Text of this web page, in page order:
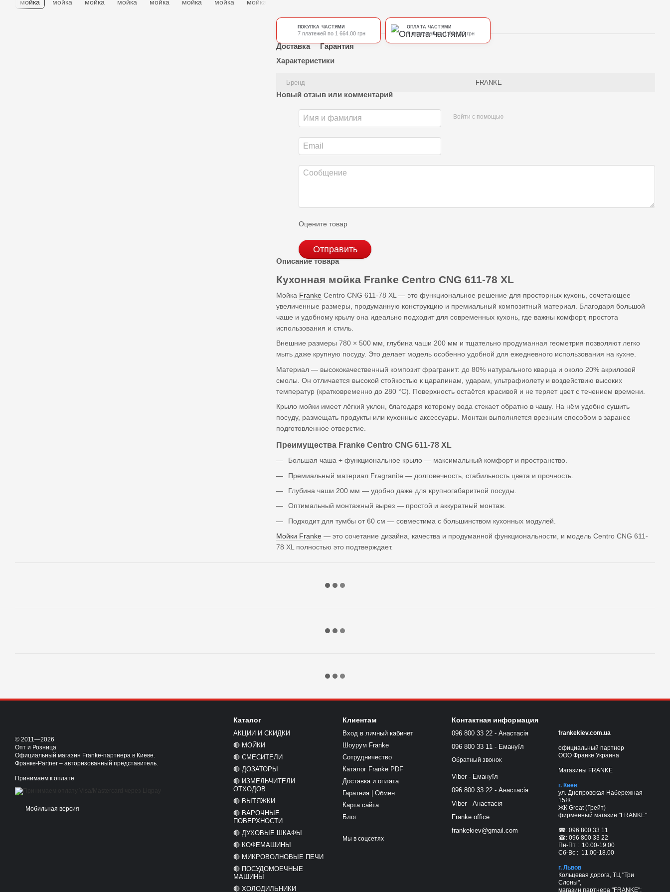
ПОКУПКА ЧАСТЯМИ
7 платежей по 1 664.00 грн
ОПЛАТА ЧАСТЯМИ
7 платежей по 1 664.00 грн
Доставка
Гарантия
Характеристики
Бренд FRANKE
Новый отзыв или комментарий
Войти с помощью
Оцените товар
Отправить
Описание товара
Кухонная мойка Franke Centro CNG 611-78 XL
Мойка FrankeCentro CNG 611-78 XL — это функциональное решение для просторных кухонь, сочетающее
увеличенные размеры, продуманную конструкцию и премиальный композитный материал. Благодаря большой
чаше и удобному крылу она идеально подходит для современных кухонь, где важны комфорт, простота
использования и стиль.
Внешние размеры 780 × 500 мм, глубина чаши 200 мм и тщательно продуманная геометрия позволяют легко
мыть даже крупную посуду. Это делает модель особенно удобной для ежедневного использования на кухне.
Материал — высококачественный композит фрагранит: до 80% натурального кварца и около 20% акриловой
смолы. Он отличается высокой стойкостью к царапинам, ударам, ультрафиолету и воздействию высоких
температур (кратковременно до 280 °C). Поверхность остаётся красивой и не теряет цвет с течением времени.
Крыло мойки имеет лёгкий уклон, благодаря которому вода стекает обратно в чашу. На нём удобно сушить
посуду, размещать продукты или кухонные аксессуары. Монтаж выполняется врезным способом в заранее
подготовленное отверстие.
Преимущества Franke Centro CNG 611-78 XL
Большая чаша + функциональное крыло — максимальный комфорт и пространство.
Премиальный материал Fragranite — долговечность, стабильность цвета и прочность.
Глубина чаши 200 мм — удобно даже для крупногабаритной посуды.
Оптимальный монтажный вырез — простой и аккуратный монтаж.
Подходит для тумбы от 60 см — совместима с большинством кухонных модулей.
Мойки Franke— это сочетание дизайна, качества и продуманной функциональности, и модель Centro CNG 611-
78 XL полностью это подтверждает.
© 2011—2026
Опт и Розница
Официальный магазин Franke-партнера в Киеве.
Франке-Partner – авторизованный представитель.
Принимаем к оплате
Мобильная версия
Каталог
АКЦИИ И СКИДКИ
🔴 МОЙКИ
🔴 СМЕСИТЕЛИ
🔴 ДОЗАТОРЫ
🔴 ИЗМЕЛЬЧИТЕЛИ
ОТХОДОВ
🔴 ВЫТЯЖКИ
🔴 ВАРОЧНЫЕ
ПОВЕРХНОСТИ
🔴 ДУХОВЫЕ ШКАФЫ
🔴 КОФЕМАШИНЫ
🔴 МИКРОВОЛНОВЫЕ ПЕЧИ
🔴 ПОСУДОМОЕЧНЫЕ
МАШИНЫ
🔴 ХОЛОДИЛЬНИКИ
Клиентам
Вход в личный кабинет
Шоурум Franke
Сотрудничество
Каталог Franke PDF
Доставка и оплата
Гаратния | Обмен
Карта сайта
Блог
Мы в соцсетях
Контактная информация
096 800 33 22 - Анастасія
096 800 33 11 - Емануїл
Обратный звонок
Viber - Емануїл
096 800 33 22 - Анастасія
Viber - Анастасія
Franke office
frankekiev@gmail.com
frankekiev.com.ua
официальный партнер
ООО Франке Украина
Магазины FRANKE
г. Киев
ул. Днепровская Набережная
15Ж
ЖК Great (Грейт)
фирменный магазин "FRANKE"
☎: 096 800 33 11
☎: 096 800 33 22
Пн-Пт : 10.00-19.00
Сб-Вс : 11.00-18.00
г. Львов
Кольцевая дорога, ТЦ "Три
Слоны",
магазин партнера "FRANKE";